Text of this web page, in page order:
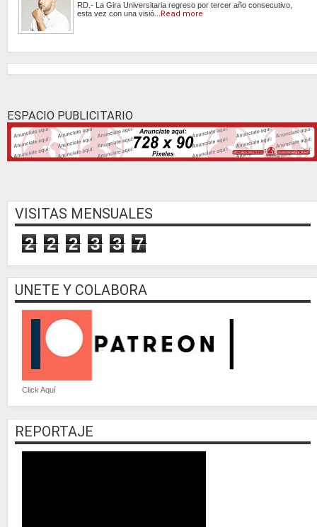
RD.- La Gira Universitaria regreso por tercer año consecutivo,
esta vez con una visió... Read more
ESPACIO PUBLICITARIO
VISITAS MENSUALES
2 2 2 3 3 7
UNETE Y COLABORA
Click Aquí
REPORTAJE